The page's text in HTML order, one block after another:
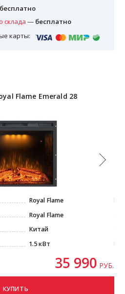
бесплатно
склада — бесплатно
карты:
Flame Emerald 28
Royal Flame
Royal Flame
Китай
1.5 кВт
35 990 РУБ.
КУПИТЬ